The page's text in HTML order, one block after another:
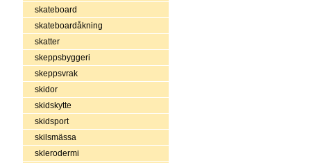
skateboard
skateboardåkning
skatter
skeppsbyggeri
skeppsvrak
skidor
skidskytte
skidsport
skilsmässa
sklerodermi